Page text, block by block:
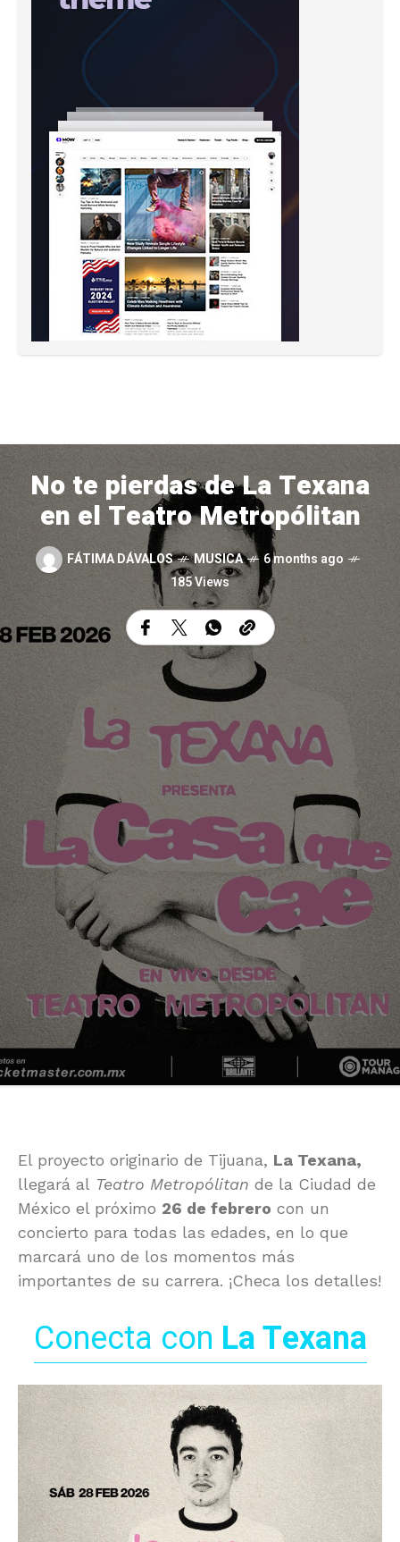
No te pierdas de La Texana
en el Teatro Metropólitan
FÁTIMA DÁVALOS MUSICA
6 months ago
185 Views
El proyecto originario de Tijuana, La Texana,
llegará al Teatro Metropólitan de la Ciudad de
México el próximo 26 de febrero con un
concierto para todas las edades, en lo que
marcará uno de los momentos más
importantes de su carrera. ¡Checa los detalles!
Conecta con La Texana